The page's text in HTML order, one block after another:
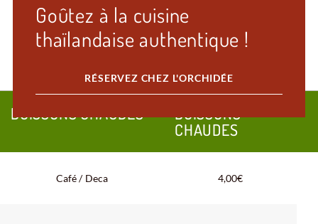
Goûtez à la cuisine
thaïlandaise authentique !
RÉSERVEZ CHEZ L'ORCHIDÉE
BOISSONS CHAUDES
BOISSONS
CHAUDES
Café / Deca 4,00€